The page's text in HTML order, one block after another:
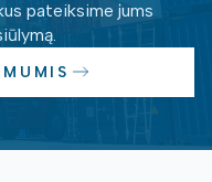
pateiksime jums